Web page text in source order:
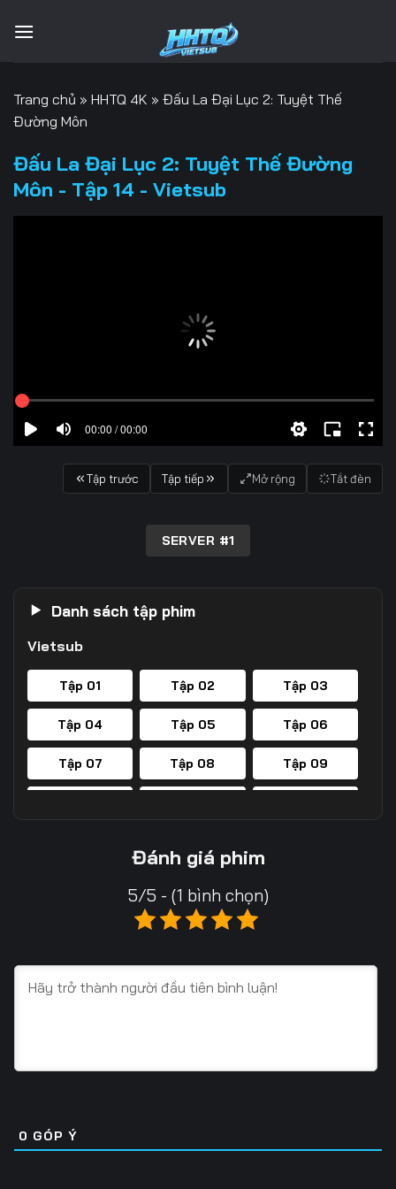
qua
Trang chủ » HHTQ 4K » Đấu La Đại Lục 2: Tuyệt Thế
Đường Môn
Đấu La Đại Lục 2: Tuyệt Thế Đường
Môn - Tập 14 - Vietsub
00:00 / 00:00
Tập trước Tập tiếp Mở rộng Tắt đèn
SERVER #1
Danh sách tập phim
Vietsub
Tập 01 Tập 02 Tập 03
Tập 04 Tập 05 Tập 06
Tập 07 Tập 08 Tập 09
Tập 20
Tập 25 Tập 26
Tập 31 Tập 32 Tập 33
Tập 37 Tập 38 Tập 39
Đánh giá phim
5/5 - (1 bình chọn)
0 GÓP Ý